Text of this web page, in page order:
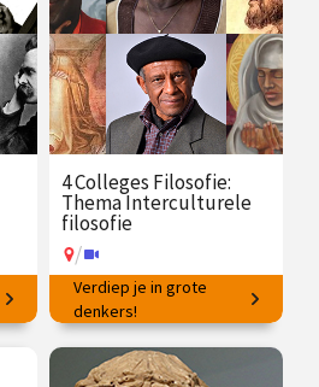
/ Op locatie of online
4 Colleges Filosofie:
Thema Interculturele
filosofie
/
Wat kunnen wij leren van
denkers wereldwijd?
Verdiep je in grote
denkers!